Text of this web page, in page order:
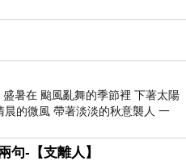
，不能有一點點的污垢，
桶。
桶用的清潔劑，在用洗馬
皮膚。
暑在 颱風亂舞的季節裡 下著太陽
晨的微風 帶著淡淡的秋意襲人 一
句-【支離人】